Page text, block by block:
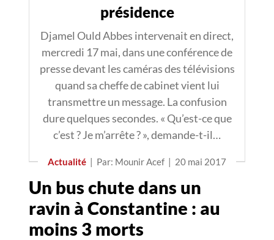
présidence
Djamel Ould Abbes intervenait en direct,
mercredi 17 mai, dans une conférence de
presse devant les caméras des télévisions
quand sa cheffe de cabinet vient lui
transmettre un message. La confusion
dure quelques secondes. « Qu’est-ce que
c’est ? Je m’arrête ? », demande-t-il…
Actualité | Par: Mounir Acef | 20 mai 2017
Un bus chute dans un
ravin à Constantine : au
moins 3 morts